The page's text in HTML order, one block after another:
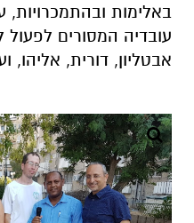
באלימות ובהתמכרויות,
עובדיה המסורים
אבטליון, דורית, אליהו,